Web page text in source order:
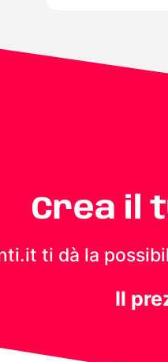
Crea il
ti dà la
Il